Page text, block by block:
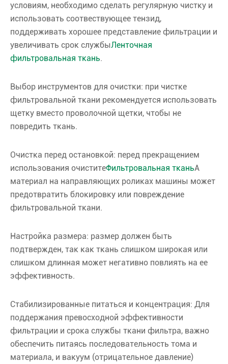
условиям, необходимо сделать регулярную чистку и
использовать соотвествующее тензид,
поддерживать хорошее представление фильтрации и
увеличивать срок службыЛенточная
фильтровальная ткань.
Выбор инструментов для очистки: при чистке
фильтровальной ткани рекомендуется использовать
щетку вместо проволочной щетки, чтобы не
повредить ткань.
Очистка перед остановкой: перед прекращением
использования очиститеФильтровальная тканьА
материал на направляющих роликах машины может
предотвратить блокировку или повреждение
фильтровальной ткани.
Настройка размера: размер должен быть
подтвержден, так как ткань слишком широкая или
слишком длинная может негативно повлиять на ее
эффективность.
Стабилизированные питаться и концентрация: Для
поддержания превосходной эффективности
фильтрации и срока службы ткани фильтра, важно
обеспечить питаясь последовательность тома и
материала, и вакуум (отрицательное давление)